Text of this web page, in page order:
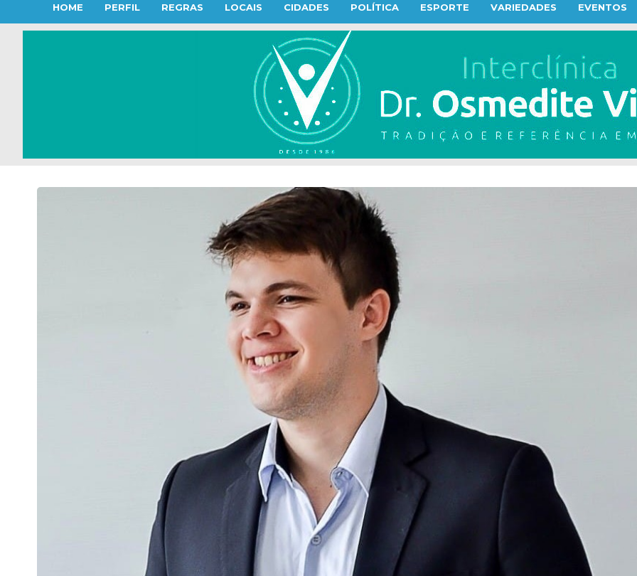
HOME PERFIL REGRAS LOCAIS CIDADES POLÍTICA ESPORTE VARIEDADES EVENTOS